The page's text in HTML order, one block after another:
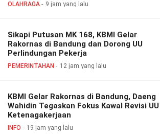
OLAHRAGA 9 jam yang lalu
Sikapi Putusan MK 168, KBMI Gelar
Rakornas di Bandung dan Dorong UU
Perlindungan Pekerja
PEMERINTAHAN 12 jam yang lalu
KBMI Gelar Rakornas di Bandung, Daeng
Wahidin Tegaskan Fokus Kawal Revisi UU
Ketenagakerjaan
INFO 19 jam yang lalu